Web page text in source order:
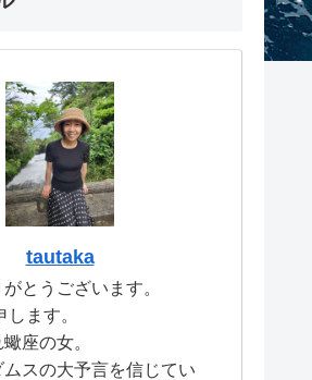
tautaka
とうございます。
ます。
座の女。
ムスの大予言を信じてい